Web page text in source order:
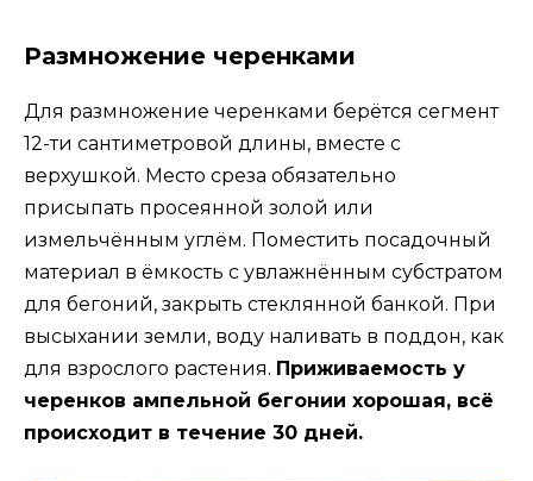
Размножение черенками
Для размножение черенками берётся сегмент
12-ти сантиметровой длины, вместе с
верхушкой. Место среза обязательно
присыпать просеянной золой или
измельчённым углём. Поместить посадочный
материал в ёмкость с увлажнённым субстратом
для бегоний, закрыть стеклянной банкой. При
высыхании земли, воду наливать в поддон, как
для взрослого растения. Приживаемость у
черенков ампельной бегонии хорошая, всё
происходит в течение 30 дней.